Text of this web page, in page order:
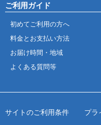
ご利用ガイド
初めてご利用の方へ
料金とお支払い方法
お届け時間・地域
よくある質問等
サイトのご利用条件 プラ